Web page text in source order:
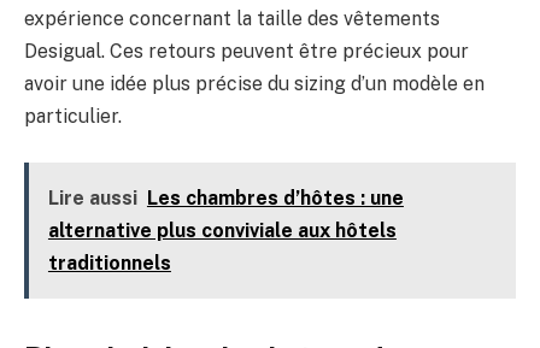
expérience concernant la taille des vêtements
Desigual. Ces retours peuvent être précieux pour
avoir une idée plus précise du sizing d’un modèle en
particulier.
Lire aussi Les chambres d’hôtes : une
alternative plus conviviale aux hôtels
traditionnels